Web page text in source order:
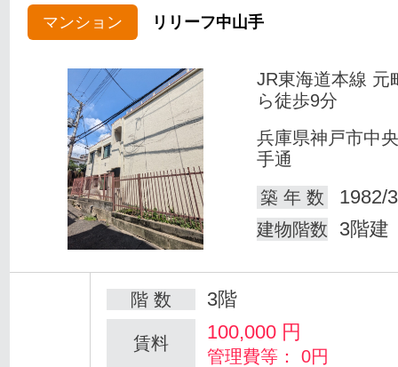
マンション リリーフ中山手
JR東海道本線 元
ら徒歩9分
兵庫県神戸市中
手通
築 年 数
1982/
建物階数 3階建
階 数 3階
賃料 100,000 円
管理費等： 0円